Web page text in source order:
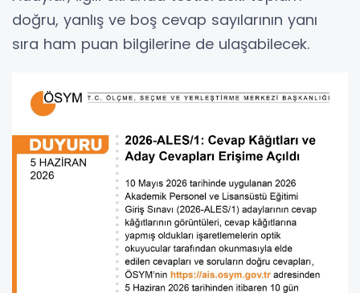
doğru, yanlış ve boş cevap sayılarının yanı
sıra ham puan bilgilerine de ulaşabilecek.